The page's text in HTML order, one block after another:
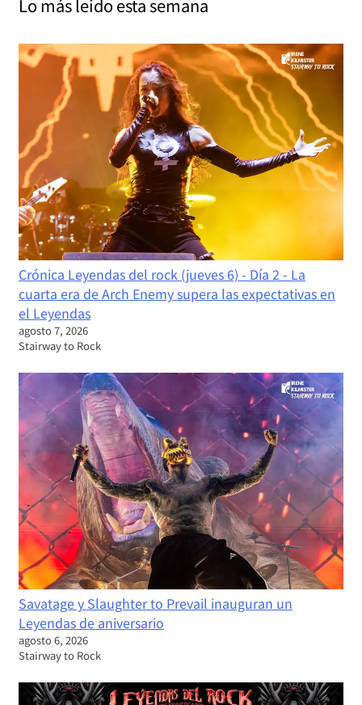
Lo más leído esta semana
Crónica Leyendas del rock (jueves 6) - Día 2 - La
cuarta era de Arch Enemy supera las expectativas en
el Leyendas
agosto 7, 2026
Stairway to Rock
Savatage y Slaughter to Prevail inauguran un
Leyendas de aniversario
agosto 6, 2026
Stairway to Rock